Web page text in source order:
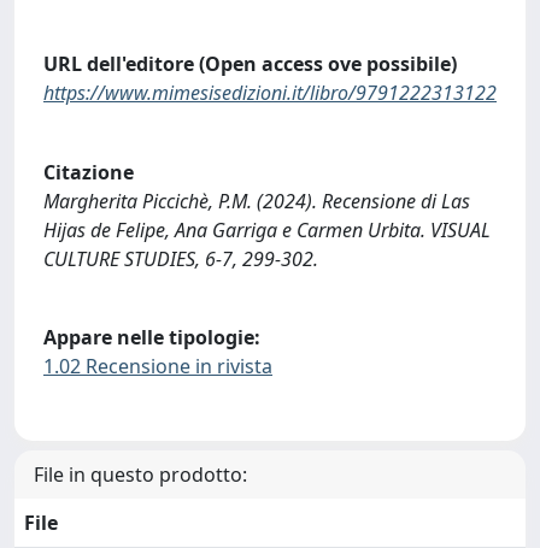
URL dell'editore (Open access ove possibile)
https://www.mimesisedizioni.it/libro/9791222313122
Citazione
Margherita Piccichè, P.M. (2024). Recensione di Las
Hijas de Felipe, Ana Garriga e Carmen Urbita. VISUAL
CULTURE STUDIES, 6-7, 299-302.
Appare nelle tipologie:
1.02 Recensione in rivista
File in questo prodotto:
File